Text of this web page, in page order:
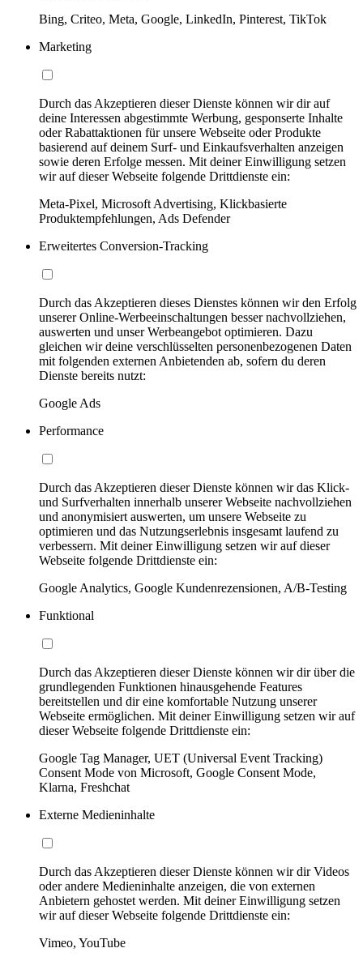
Bing, Criteo, Meta, Google, LinkedIn, Pinterest, TikTok
Marketing
Durch das Akzeptieren dieser Dienste können wir dir auf
deine Interessen abgestimmte Werbung, gesponserte Inhalte
oder Rabattaktionen für unsere Webseite oder Produkte
basierend auf deinem Surf- und Einkaufsverhalten anzeigen
sowie deren Erfolge messen. Mit deiner Einwilligung setzen
wir auf dieser Webseite folgende Drittdienste ein:
Meta-Pixel, Microsoft Advertising, Klickbasierte
Produktempfehlungen, Ads Defender
Erweitertes Conversion-Tracking
Durch das Akzeptieren dieses Dienstes können wir den Erfolg
unserer Online-Werbeeinschaltungen besser nachvollziehen,
auswerten und unser Werbeangebot optimieren. Dazu
gleichen wir deine verschlüsselten personenbezogenen Daten
mit folgenden externen Anbietenden ab, sofern du deren
Dienste bereits nutzt:
Google Ads
Performance
Durch das Akzeptieren dieser Dienste können wir das Klick-
und Surfverhalten innerhalb unserer Webseite nachvollziehen
und anonymisiert auswerten, um unsere Webseite zu
optimieren und das Nutzungserlebnis insgesamt laufend zu
verbessern. Mit deiner Einwilligung setzen wir auf dieser
Webseite folgende Drittdienste ein:
Google Analytics, Google Kundenrezensionen, A/B-Testing
Funktional
Durch das Akzeptieren dieser Dienste können wir dir über die
grundlegenden Funktionen hinausgehende Features
bereitstellen und dir eine komfortable Nutzung unserer
Webseite ermöglichen. Mit deiner Einwilligung setzen wir auf
dieser Webseite folgende Drittdienste ein:
Google Tag Manager, UET (Universal Event Tracking)
Consent Mode von Microsoft, Google Consent Mode,
Klarna, Freshchat
Externe Medieninhalte
Durch das Akzeptieren dieser Dienste können wir dir Videos
oder andere Medieninhalte anzeigen, die von externen
Anbietern gehostet werden. Mit deiner Einwilligung setzen
wir auf dieser Webseite folgende Drittdienste ein:
Vimeo, YouTube